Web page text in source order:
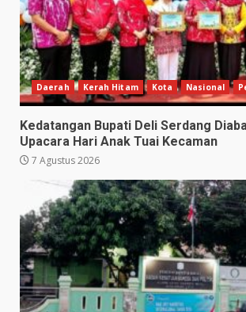
Daerah Kerah Hitam Kota Nasional
Kedatangan Bupati Deli Serdang
Upacara Hari Anak Tuai Kecaman
7 Agustus 2026